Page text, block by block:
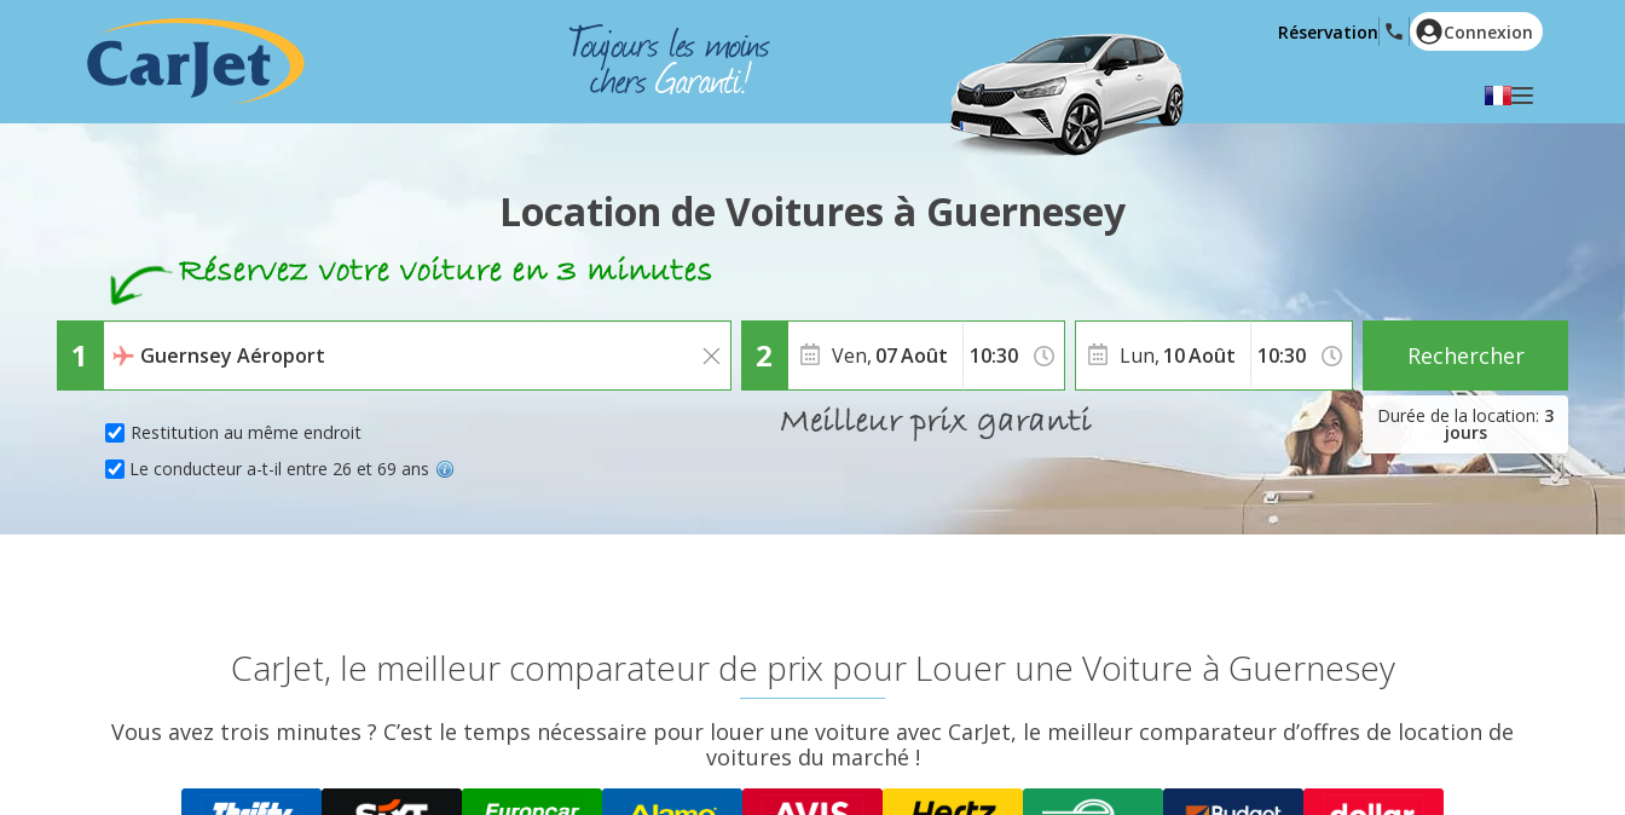
English (US)
Polski
Română
Ελληνικά
Hrvatski
العربية
Réservation Connexion
Location de Voitures à Guernesey
Restitution au même endroit
Ven, 07Août
3
jours
Lun, 10Août
Le conducteur a-t-il entre 26 et 69 ans
Rechercher
CarJet, le meilleur comparateur de prix pour Louer une Voiture à Guernesey
Vous avez trois minutes ? C’est le temps nécessaire pour louer une voiture avec CarJet, le meilleur comparateur d’offres de location de
voitures du marché !